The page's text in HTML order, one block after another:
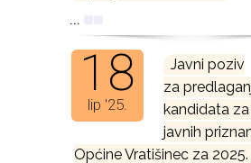
...
18
lip '25.
Javni poziv
za
kandidata
javnih
Općine Vratišinec za